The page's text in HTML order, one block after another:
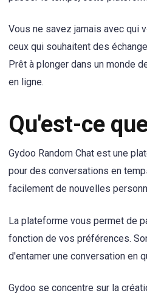
Vous ne savez jamais avec qui
ceux qui souhaitent des
Prêt à plonger dans un monde
en ligne.
Qu'est-ce
Gydoo Random Chat est une
pour des conversations en
facilement de nouvelles
La plateforme vous permet de
fonction de vos préférences.
d'entamer une conversation en
Gydoo se concentre sur la